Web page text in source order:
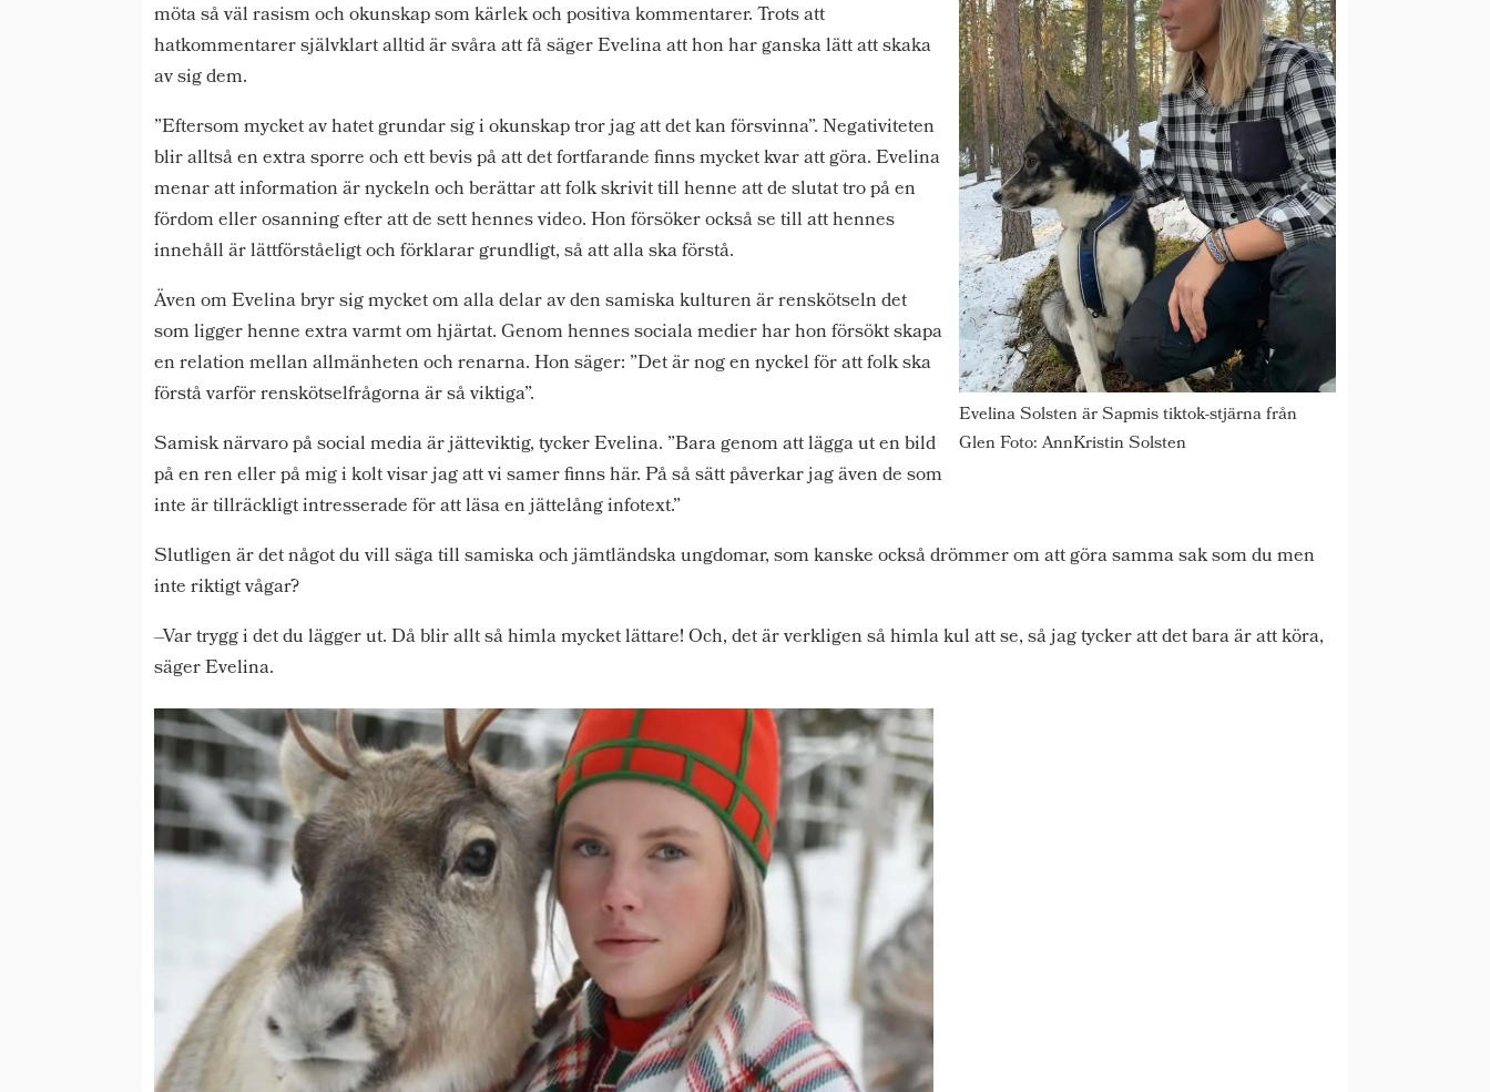
Evelina Solsten är Sapmis tiktok-stjärna från
Glen Foto: AnnKristin Solsten
möta så väl rasism och okunskap som kärlek och positiva kommentarer. Trots att
hatkommentarer självklart alltid är svåra att få säger Evelina att hon har ganska lätt att skaka
av sig dem.
”Eftersom mycket av hatet grundar sig i okunskap tror jag att det kan försvinna”. Negativiteten
blir alltså en extra sporre och ett bevis på att det fortfarande finns mycket kvar att göra. Evelina
menar att information är nyckeln och berättar att folk skrivit till henne att de slutat tro på en
fördom eller osanning efter att de sett hennes video. Hon försöker också se till att hennes
innehåll är lättförståeligt och förklarar grundligt, så att alla ska förstå.
Även om Evelina bryr sig mycket om alla delar av den samiska kulturen är renskötseln det
som ligger henne extra varmt om hjärtat. Genom hennes sociala medier har hon försökt skapa
en relation mellan allmänheten och renarna. Hon säger: ”Det är nog en nyckel för att folk ska
förstå varför renskötselfrågorna är så viktiga”.
Samisk närvaro på social media är jätteviktig, tycker Evelina. ”Bara genom att lägga ut en bild
på en ren eller på mig i kolt visar jag att vi samer finns här. På så sätt påverkar jag även de som
inte är tillräckligt intresserade för att läsa en jättelång infotext.”
Slutligen är det något du vill säga till samiska och jämtländska ungdomar, som kanske också drömmer om att göra samma sak som du men
inte riktigt vågar?
–Var trygg i det du lägger ut. Då blir allt så himla mycket lättare! Och, det är verkligen så himla kul att se, så jag tycker att det bara är att köra,
säger Evelina.